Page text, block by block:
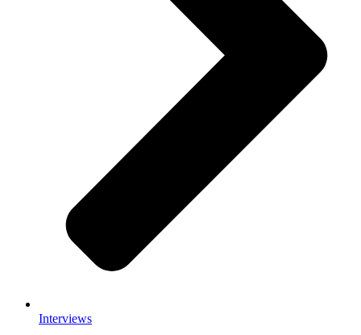
Interviews